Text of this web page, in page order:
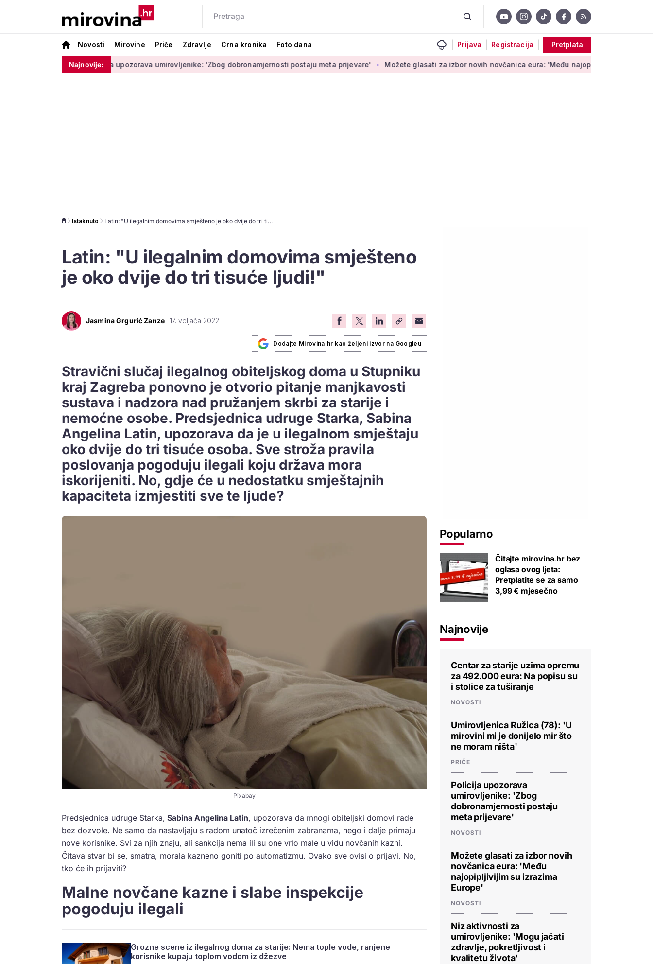
Novosti Mirovine Priče Zdravlje Crna kronika Foto dana Prijava Registracija Pretplata
Najnovije:
Policija upozorava umirovljenike: 'Zbog dobronamjernosti postaju meta prijevare' Možete glasati za izbor novih novčanica eura: 'Među najopipljivijim su izrazima Europe'
Istaknuto Latin: "U ilegalnim domovima smješteno je oko dvije do tri tisuće ljudi!"
Latin: "U ilegalnim domovima smješteno
je oko dvije do tri tisuće ljudi!"
Jasmina Grgurić Zanze 17. veljača 2022.
Dodajte Mirovina.hr kao željeni izvor na Googleu
Stravični slučaj ilegalnog obiteljskog doma u Stupniku
kraj Zagreba ponovno je otvorio pitanje manjkavosti
sustava i nadzora nad pružanjem skrbi za starije i
nemoćne osobe. Predsjednica udruge Starka, Sabina
Angelina Latin, upozorava da je u ilegalnom smještaju
oko dvije do tri tisuće osoba. Sve stroža pravila
poslovanja pogoduju ilegali koju država mora
iskorijeniti. No, gdje će u nedostatku smještajnih
kapaciteta izmjestiti sve te ljude?
Pixabay
Predsjednica udruge Starka, Sabina Angelina Latin, upozorava da mnogi obiteljski domovi rade
bez dozvole. Ne samo da nastavljaju s radom unatoč izrečenim zabranama, nego i dalje primaju
nove korisnike. Svi za njih znaju, ali sankcija nema ili su one vrlo male u vidu novčanih kazni.
Čitava stvar bi se, smatra, morala kazneno goniti po automatizmu. Ovako sve ovisi o prijavi. No,
tko će ih prijaviti?
Malne novčane kazne i slabe inspekcije
pogoduju ilegali
Grozne scene iz ilegalnog doma za starije: Nema tople vode, ranjene
korisnike kupaju toplom vodom iz džezve
Popularno
Čitajte mirovina.hr bez
oglasa ovog ljeta:
Pretplatite se za samo
3,99 € mjesečno
Najnovije
Centar za starije uzima opremu
za 492.000 eura: Na popisu su
i stolice za tuširanje
NOVOSTI
Umirovljenica Ružica (78): 'U
mirovini mi je donijelo mir što
ne moram ništa'
PRIČE
Policija upozorava
umirovljenike: 'Zbog
dobronamjernosti postaju
meta prijevare'
NOVOSTI
Možete glasati za izbor novih
novčanica eura: 'Među
najopipljivijim su izrazima
Europe'
NOVOSTI
Niz aktivnosti za
umirovljenike: 'Mogu jačati
zdravlje, pokretljivost i
kvalitetu života'